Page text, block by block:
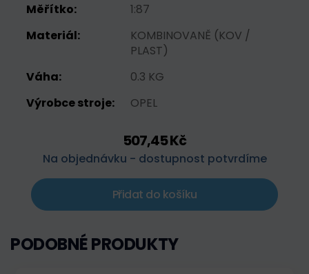
Měřítko:
1:87
Materiál:
KOMBINOVANĚ (KOV /
PLAST)
Váha:
0.3 KG
Výrobce stroje:
OPEL
507,45 Kč
Na objednávku - dostupnost potvrdíme
Přidat do košíku
PODOBNÉ PRODUKTY